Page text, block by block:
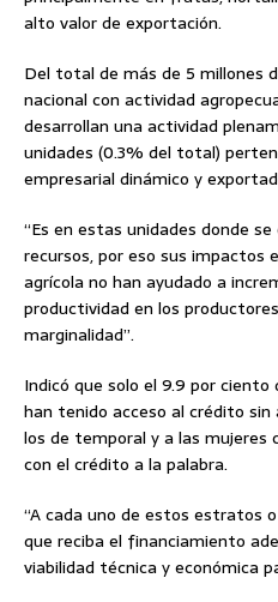
alto valor de exportación.
Del total de más de 5 millones
nacional con actividad
desarrollan una actividad
unidades (0.3% del total)
empresarial dinámico y
“Es en estas unidades donde
recursos, por eso sus impactos
agrícola no han ayudado a
productividad en los
marginalidad”.
Indicó que solo el 9.9 por
han tenido acceso al crédito sin
los de temporal y a las mujeres
con el crédito a la palabra.
“A cada uno de estos estratos
que reciba el financiamiento
viabilidad técnica y económica